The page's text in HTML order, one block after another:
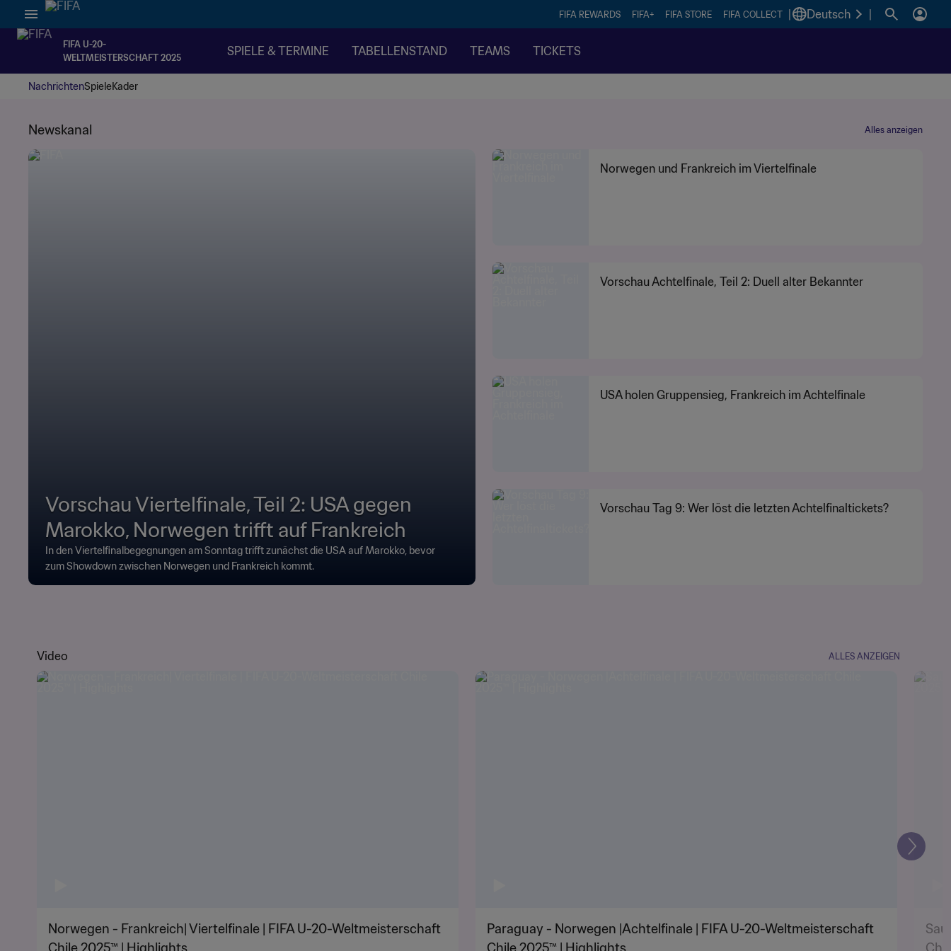
FIFA REWARDS FIFA+ FIFA STORE FIFA COLLECT Deutsch
FIFA U-20-
WELTMEISTERSCHAFT 2025
SPIELE & TERMINE TABELLENSTAND TEAMS TICKETS
NachrichtenSpieleKader
Newskanal Alles anzeigen
Vorschau Viertelfinale, Teil 2: USA gegen
Marokko, Norwegen trifft auf Frankreich
In den Viertelfinalbegegnungen am Sonntag trifft zunächst die USA auf Marokko, bevor
zum Showdown zwischen Norwegen und Frankreich kommt.
Norwegen und Frankreich im Viertelfinale
Vorschau Achtelfinale, Teil 2: Duell alter Bekannter
USA holen Gruppensieg, Frankreich im Achtelfinale
Vorschau Tag 9: Wer löst die letzten Achtelfinaltickets?
Video ALLES ANZEIGEN
Norwegen - Frankreich| Viertelfinale | FIFA U-20-Weltmeisterschaft
Paraguay - Norwegen |Achtelfinale | FIFA U-20-Weltmeisterschaft
Weiter